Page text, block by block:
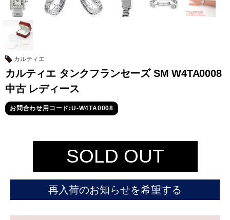
コンスタンタン
商品の状態から探す
カルティエ
カルティエ タンクフランセーズ SM W4TA0008
中古 レディース
お問合わせ用コード:U-W4TA0008
SOLD OUT
再入荷のお知らせを希望する